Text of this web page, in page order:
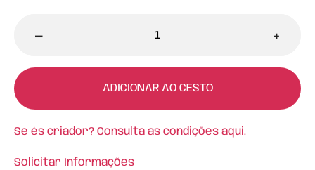
- +
ADICIONAR AO CESTO
Se és criador? Consulta as condições aqui.
Solicitar Informações